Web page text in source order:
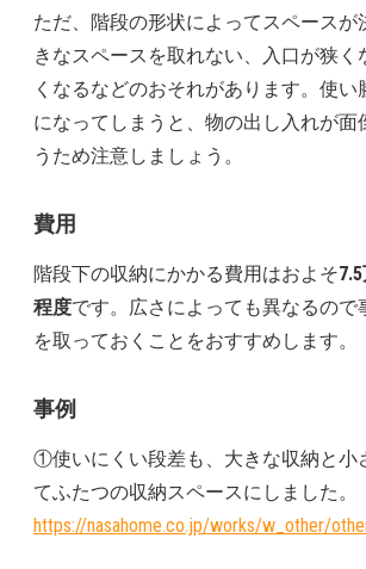
ただ、階段の形状によってスペースが
きなスペースを取れない、入口が狭く
くなるなどのおそれがあります。使い
になってしまうと、物の出し入れが面
うため注意しましょう。
費用
階段下の収納にかかる費用はおよそ
程度です。広さによっても異なるので
を取っておくことをおすすめします。
事例
①使いにくい段差も、大きな収納と小
てふたつの収納スペースにしました。
https://nasahome.co.jp/works/w_other/